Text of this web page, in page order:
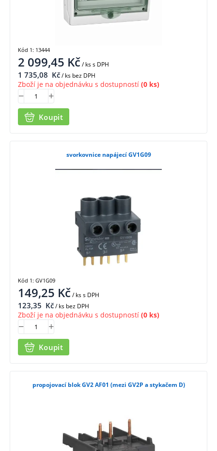
2 099,45 Kč/ kss DPH
1 735,08 Kč/ ks bez DPH
Zboží je na objednávku s dostupností (0 ks)
Koupit
Kód 1: 13444
svorkovnice napájecí GV1G09
149,25 Kč/ kss DPH
123,35 Kč/ ks bez DPH
Zboží je na objednávku s dostupností (0 ks)
Koupit
Kód 1: GV1G09
propojovací blok GV2 AF01 (mezi GV2P a stykačem D)